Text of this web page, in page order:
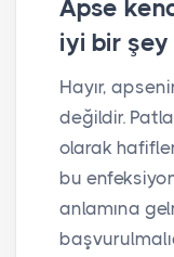
Apse
iyi bir şey
Hayır,
değildir.
olarak
bu
anlamına